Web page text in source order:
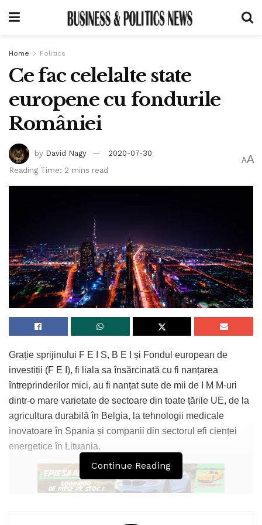
Home Politics
Ce fac celelalte state
europene cu fondurile
României
by David Nagy
2020-07-30
Reading Time: 2 mins read
AA
Grație sprijinului F E I S, B E I și Fondul european de
investiții (F E I), fi liala sa însărcinată cu fi nanțarea
întreprinderilor mici, au fi nanțat sute de mii de I M M-uri
dintr-o mare varietate de sectoare din toate țările UE, de la
agricultura durabilă în Belgia, la tehnologii medicale
inovatoare în Spania și companii din sectorul efi cienței
energetice în Lituania.
Continue Reading